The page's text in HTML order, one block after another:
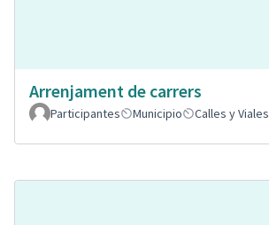
Arrenjament de carrers
Participantes
Municipio Calles y Viales